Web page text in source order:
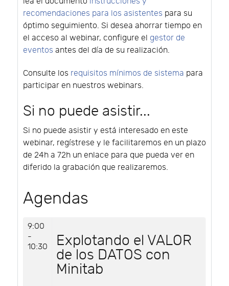
recomendaciones para los asistentes para su
óptimo seguimiento. Si desea ahorrar tiempo en
el acceso al webinar, configure el gestor de
eventos antes del día de su realización.
Consulte los requisitos mínimos de sistema para
participar en nuestros webinars.
Si no puede asistir...
Si no puede asistir y está interesado en este
webinar, regístrese y le facilitaremos en un plazo
de 24h a 72h un enlace para que pueda ver en
diferido la grabación que realizaremos.
Agendas
9:00
-
10:30
Explotando el VALOR
de los DATOS con
Minitab